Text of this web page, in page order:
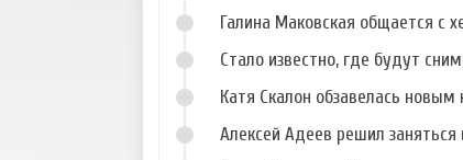
Фото Виктории
Шиндаковой
Фото Руслана
Дядюшко
Галина Маковская общается с
Стало известно, где будут
Катя Скалон обзавелась новым
Алексей Адеев решил заняться